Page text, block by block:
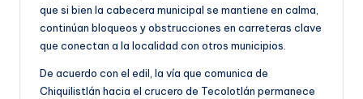
que si bien la cabecera municipal se mantiene en calma,
continúan bloqueos y obstrucciones en carreteras clave
que conectan a la localidad con otros municipios.
De acuerdo con el edil, la vía que comunica de
Chiquilistlán hacia el crucero de Tecolotlán permanece